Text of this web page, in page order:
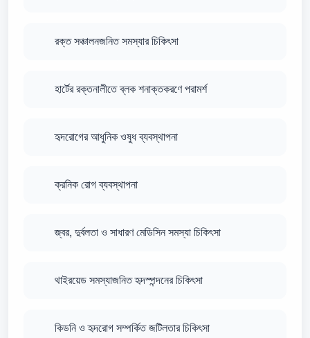
রক্ত সঞ্চালনজনিত সমস্যার চিকিৎসা
হার্টের রক্তনালীতে ব্লক শনাক্তকরণে পরামর্শ
হৃদরোগের আধুনিক ওষুধ ব্যবস্থাপনা
ক্রনিক রোগ ব্যবস্থাপনা
জ্বর, দুর্বলতা ও সাধারণ মেডিসিন সমস্যা চিকিৎসা
থাইরয়েড সমস্যাজনিত হৃদস্পন্দনের চিকিৎসা
কিডনি ও হৃদরোগ সম্পর্কিত জটিলতার চিকিৎসা